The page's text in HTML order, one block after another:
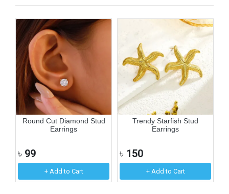
Round Cut Diamond Stud
Earrings
৳ 99
+ Add to Cart
Trendy Starfish Stud
Earrings
৳ 150
+ Add to Cart